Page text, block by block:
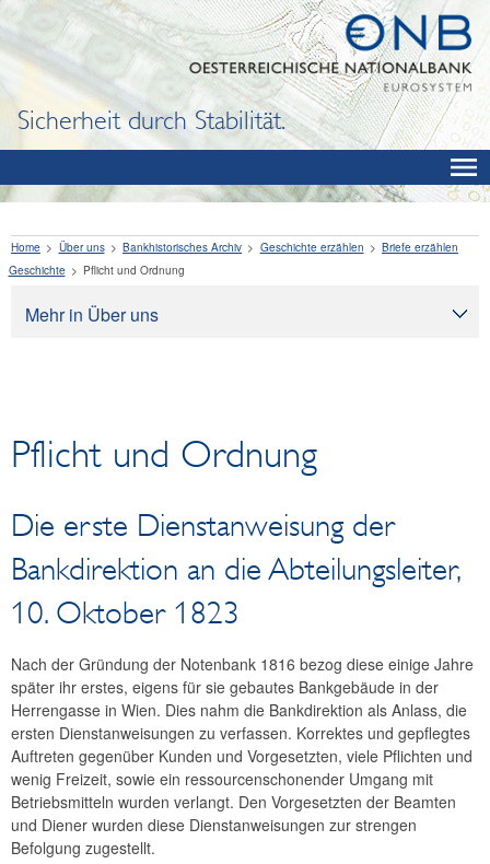
Sicherheit durch Stabilität.
Mehr in Über uns
Rechtliche Grundlagen
Jahresabschluss
Unternehmensgeschichte
Bankhistorisches Archiv
Onlinesuche
Schriftliche Auskunft
Vor-Ort-Besuch
Beschreibung der Archivbestände
Geschichte erzählen
Bilder erzählen Geschichte
Briefe erzählen Geschichte
Bedeutende Persönlichkeiten
Geldmuseum
Home Über uns Bankhistorisches Archiv Geschichte erzählen
Briefe erzählen
Geschichte
Pflicht und Ordnung
Pflicht und Ordnung
Die erste Dienstanweisung der
Bankdirektion an die Abteilungsleiter,
10. Oktober 1823
Nach der Gründung der Notenbank 1816 bezog diese einige Jahre
später ihr erstes, eigens für sie gebautes Bankgebäude in der
Herrengasse in Wien. Dies nahm die Bankdirektion als Anlass, die
ersten Dienstanweisungen zu verfassen. Korrektes und gepflegtes
Auftreten gegenüber Kunden und Vorgesetzten, viele Pflichten und
wenig Freizeit, sowie ein ressourcenschonender Umgang mit
Betriebsmitteln wurden verlangt. Den Vorgesetzten der Beamten
und Diener wurden diese Dienstanweisungen zur strengen
Befolgung zugestellt.